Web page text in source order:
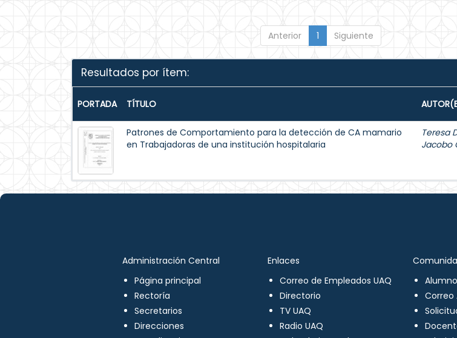
Anterior 1 Siguiente
Resultados por ítem:
PORTADA TÍTULO
Patrones de Comportamiento para la detección de CA mamario
en Trabajadoras de una institución hospitalaria
Teresa
Jacobo
Administración Central
Página principal
Rectoría
Secretarios
Direcciones
Enlaces
Correo de Empleados UAQ
Directorio
TV UAQ
Radio UAQ
Correo